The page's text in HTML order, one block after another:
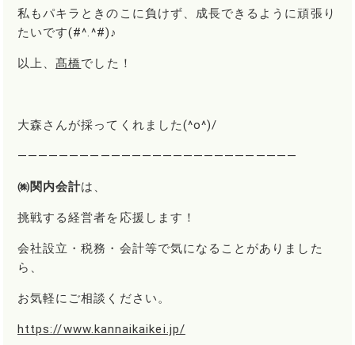
私もパキラときのこに負けず、成長できるように頑張り
たいです(#^.^#)♪
以上、髙橋でした！
大森さんが採ってくれました(^o^)/
―――――――――――――――――――――――――――
㈱関内会計は、
挑戦する経営者を応援します！
会社設立・税務・会計等で気になることがありました
ら、
お気軽にご相談ください。
https://www.kannaikaikei.jp/